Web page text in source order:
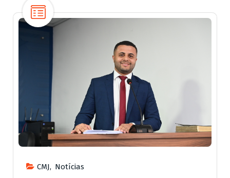
CMJ, Notícias